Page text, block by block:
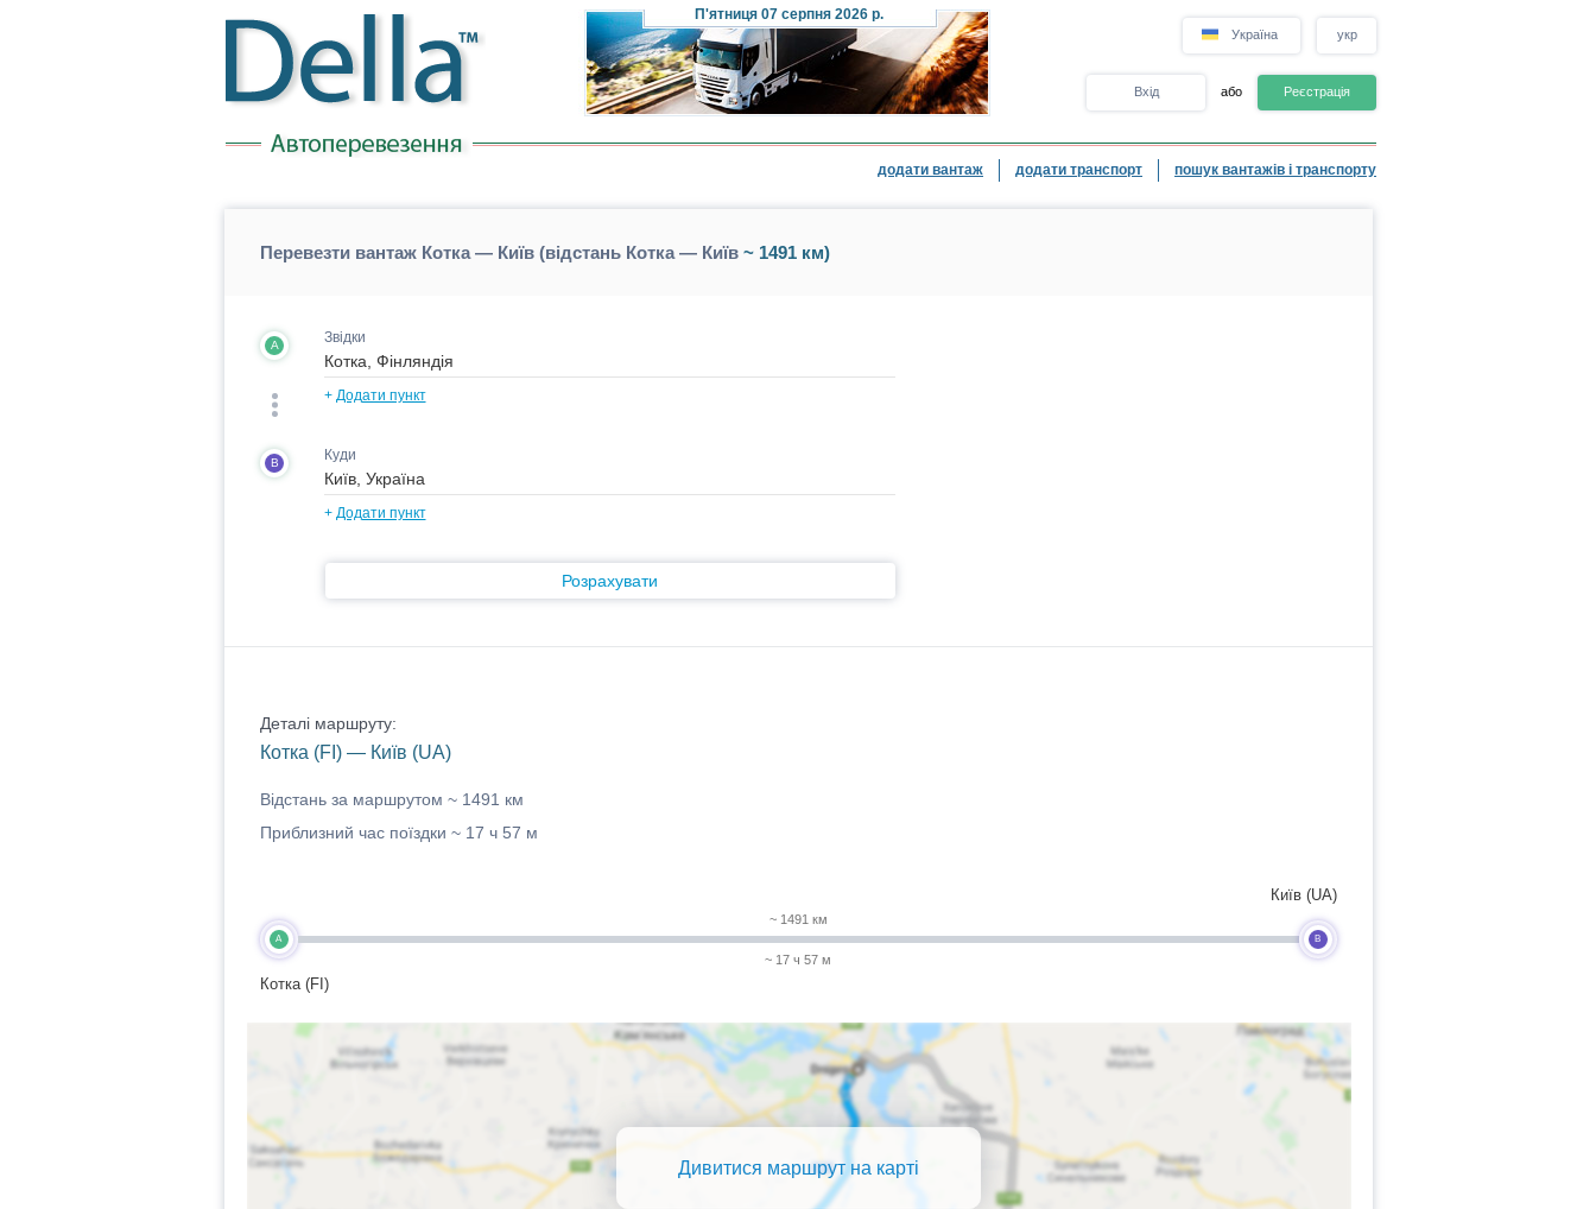
П'ятниця07 серпня 2026 р.
Україна укр
Вхід або Реєстрація
додати вантаж додати транспорт пошук вантажів і транспорту
Перевезти вантаж Котка — Київ (відстань Котка — Київ~ 1491 км)
A Звідки
+ Додати пункт
B Куди
+ Додати пункт
Розрахувати
Деталі маршруту:
Котка (FI) — Київ (UA)
Відстань за маршрутом ~ 1491 км
Приблизний час поїздки ~ 17 ч 57 м
A
Котка (FI)
~ 1491 км
~ 17 ч 57 м
B
Київ (UA)
Дивитися маршрут на карті